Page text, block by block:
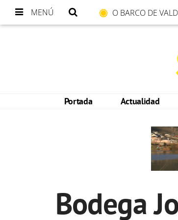
MENÚ O BARCO DE
Portada Actualidad
Bodega